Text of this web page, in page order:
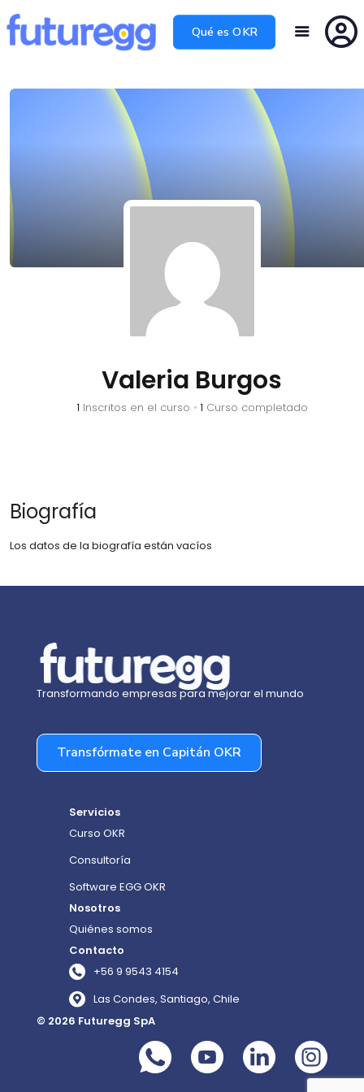
Qué es OKR
Valeria Burgos
1 Inscritos en el curso • 1 Curso completado
Biografía
Los datos de la biografía están vacíos
Transformando empresas para mejorar el mundo
Transfórmate en Capitán OKR
Servicios
Curso OKR
Consultoría
Software EGG OKR
Nosotros
Quiénes somos
Contacto
+56 9 9543 4154
Las Condes, Santiago, Chile
© 2026 Futuregg SpA